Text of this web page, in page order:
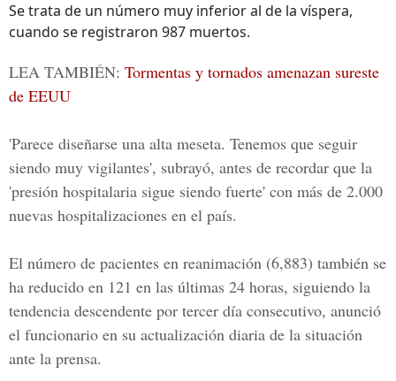
Se trata de un número muy inferior al de la víspera,
cuando se registraron 987 muertos.
LEA TAMBIÉN: Tormentas y tornados amenazan sureste
de EEUU
'Parece diseñarse una alta meseta. Tenemos que seguir
siendo muy vigilantes', subrayó, antes de recordar que la
'presión hospitalaria sigue siendo fuerte' con más de 2.000
nuevas hospitalizaciones en el país.
El número de pacientes en reanimación (6,883) también se
ha reducido en 121 en las últimas 24 horas, siguiendo la
tendencia descendente por tercer día consecutivo, anunció
el funcionario en su actualización diaria de la situación
ante la prensa.